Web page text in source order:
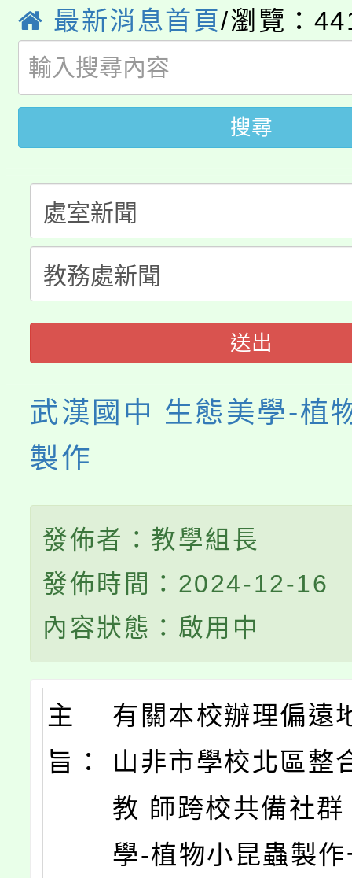
系所師生報名參加。
學籍身 分審查程序及
版
淨零綠領人才培育課程
公告本校115學年度第
代理(課)教師甄選結果(
「2026金融保險知識
桃園市115學年度學生
生本土語及新住民語歌
代理(課)教師甄選結果(
公告本校115學年度第
代理(課)教師甄選結果(
轉知中國文化大學推廣
《TA101》溝通分析基
程，歡迎學生輔導中心
系所師生報名參加。
最新消息首頁/瀏覽：
搜尋
送出
武漢國中 生態美學-植
製作
發佈者：教學組長
發佈時間：2024-12-16
內容狀態：啟用中
主
旨：
有關本校辦理偏遠
山非市學校北區整
教 師跨校共備社
學-植物小昆蟲製